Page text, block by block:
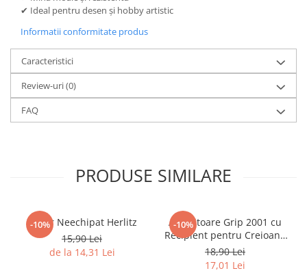
Măsurare și trasare
Rigle
Organizare și Arhivare
Accesorii de organizare
Bibliorafturi
Caiete mecanice
Clipboard-uri
Folii de protecție
Penare
Penare cu doua compartimente
Penare cu trei compartimente
✔ Ideal pentru desen și hobby artistic
Informatii conformitate produs
Caracteristici
Review-uri(0)
FAQ
PRODUSE SIMILARE
-10%
Penar Neechipat Herlitz
15,90 Lei
de la 14,31 Lei
-10%
Ascuțitoare Grip 2001 cu
Recipient pentru Creioane
Standard și Jumbo Faber-
Castell
18,90 Lei
17,01 Lei